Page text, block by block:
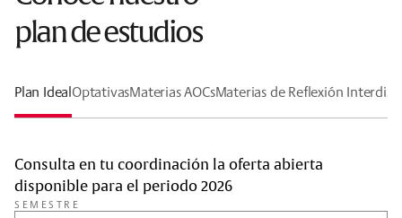
plan de estudios
Plan IdealOptativasMaterias AOCsMaterias de Reflexión
Consulta en tu coordinación la oferta abierta
disponible para el periodo 2026
SEMESTRE